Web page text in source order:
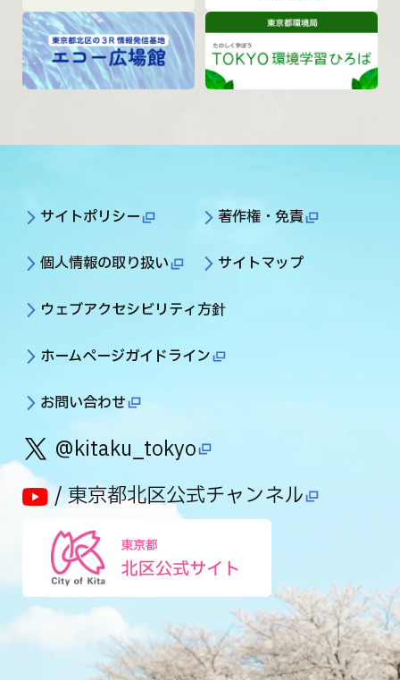
サイトポリシー 著作権・免責
個人情報の取り扱い サイトマップ
ウェブアクセシビリティ方針
ホームページガイドライン
お問い合わせ
@kitaku_tokyo
/ 東京都北区公式チャンネル